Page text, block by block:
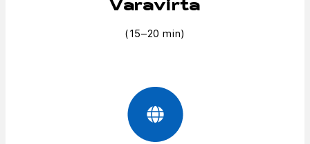
Varavirta
(15–20 min)